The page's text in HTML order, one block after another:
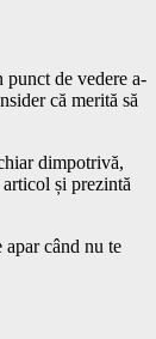
punct de vedere a-
că merită să
dimpotrivă,
și prezintă
apar când nu te